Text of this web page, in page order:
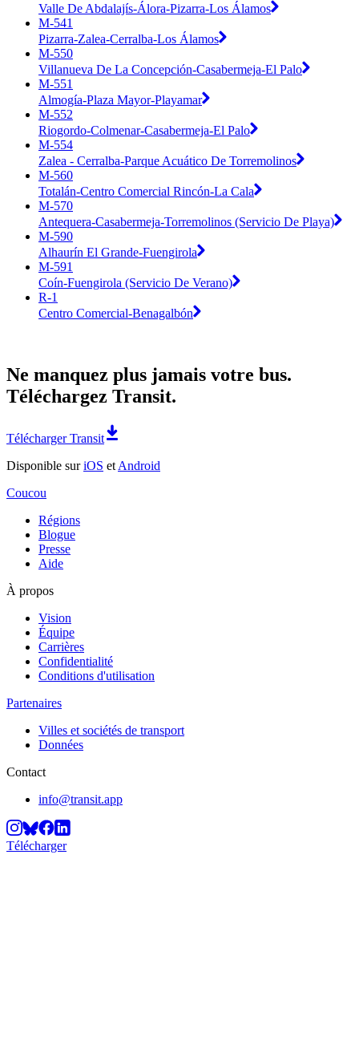
Valle De Abdalajís-Álora-Pizarra-Los Álamos
M-541
Pizarra-Zalea-Cerralba-Los Álamos
M-550
Villanueva De La Concepción-Casabermeja-El Palo
M-551
Almogía-Plaza Mayor-Playamar
M-552
Riogordo-Colmenar-Casabermeja-El Palo
M-554
Zalea - Cerralba-Parque Acuático De Torremolinos
M-560
Totalán-Centro Comercial Rincón-La Cala
M-570
Antequera-Casabermeja-Torremolinos (Servicio De Playa)
M-590
Alhaurín El Grande-Fuengirola
M-591
Coín-Fuengirola (Servicio De Verano)
R-1
Centro Comercial-Benagalbón
Ne manquez plus jamais votre bus.
Téléchargez Transit.
Télécharger Transit
Disponible suriOS et Android
Coucou
Régions
Blogue
Presse
Aide
À propos
Vision
Équipe
Carrières
Confidentialité
Conditions d'utilisation
Partenaires
Villes et sociétés de transport
Données
Contact
info@transit.app
Télécharger